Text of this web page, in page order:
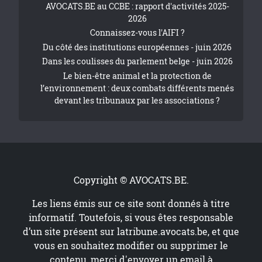
AVOCATS.BE au CCBE : rapport d'activités 2025-
2026
Connaissez-vous l'AIFI ?
Du côté des institutions européennes - juin 2026
Dans les coulisses du parlement belge - juin 2026
Le bien-être animal et la protection de
l’environnement : deux combats différents menés
devant les tribunaux par les associations ?
Copyright © AVOCATS.BE.
Les liens émis sur ce site sont donnés à titre
informatif. Toutefois, si vous êtes responsable
d’un site présent surlatribune.avocats.be, et que
vous en souhaitez modifier ou supprimer le